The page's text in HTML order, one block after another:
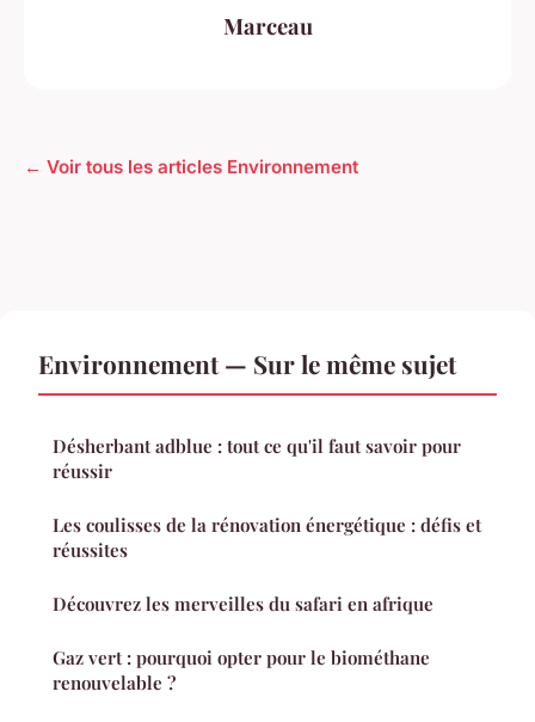
Marceau
← Voir tous les articles Environnement
Environnement — Sur le même sujet
Désherbant adblue : tout ce qu'il faut savoir pour
réussir
Les coulisses de la rénovation énergétique : défis et
réussites
Découvrez les merveilles du safari en afrique
Gaz vert : pourquoi opter pour le biométhane
renouvelable ?